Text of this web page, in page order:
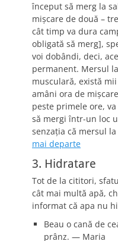
început să merg la
mişcare de două –
cât timp va dura
obligată să merg],
voi dobândi, deci,
permanent. Mersul
musculară, există
amâni ora de
peste primele ore,
să mergi într-un loc
senzaţia că mersul
mai departe
3. Hidratare
Tot de la cititori,
cât mai multă apă,
informat că apa nu
Beau o cană de
prânz. — Maria